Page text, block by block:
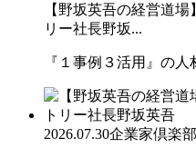
【野坂英吾の経営道
リー社長野坂...
『１事例３活用』の人
2026.07.30企業家倶楽